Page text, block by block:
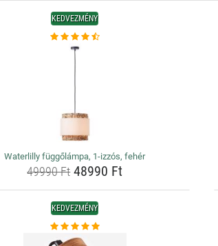
KEDVEZMÉNY
Waterlilly függőlámpa, 1-izzós, fehér
49990 Ft48990 Ft
KEDVEZMÉNY